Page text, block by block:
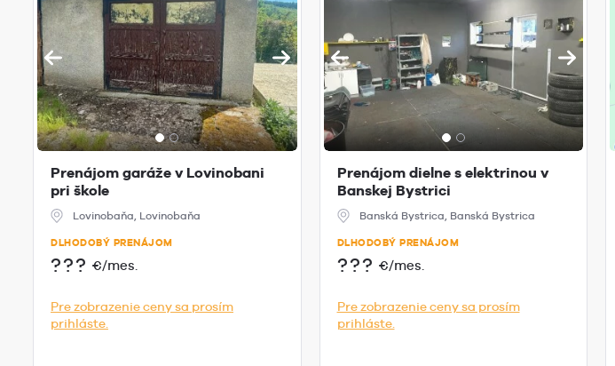
Prenájom garáže v Lovinobani
pri škole
Lovinobaňa, Lovinobaňa
DLHODOBÝ PRENÁJOM
??? €/mes.
Pre zobrazenie ceny sa prosím
prihláste.
Prenájom dielne s elektrinou v
Banskej Bystrici
Banská Bystrica, Banská Bystrica
DLHODOBÝ PRENÁJOM
??? €/mes.
Pre zobrazenie ceny sa prosím
prihláste.